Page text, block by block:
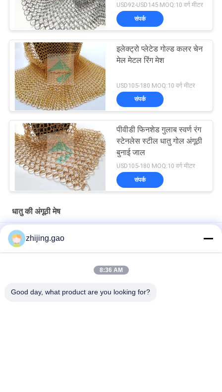
USD92-USD145 MOQ:10 वर्ग मीटर
संपर्क
इलेक्ट्रो प्लेटेड गोल्ड कलर चेन
मेल मेटल रिंग मेश
USD105-180 MOQ:10 वर्ग मीटर
संपर्क
पीवीडी फिनशेड गुलाब स्वर्ण रंग
स्टेनलेस स्टील धातु गोल अंगूठी
बुनाई जाल
USD105-180 MOQ:10 वर्ग मीटर
संपर्क
धातु की अंगूठी मेष
छत डाया 1.0 x 20 मिमी एस हुक धातु मेष ड्रेपी छत उपचार के लिए फ्लैट वायर के
साथ zhijing.gao
8:36 AM
Good day, what product are you looking for?